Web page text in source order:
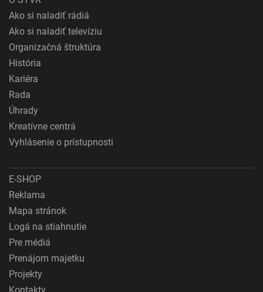
Ako si naladiť rádiá
Ako si naladiť televíziu
Organizačná štruktúra
História
Kariéra
Rada
Úhrady
Kreatívne centrá
Vyhlásenie o prístupnosti
E-SHOP
Reklama
Mapa stránok
Logá na stiahnutie
Pre médiá
Prenájom majetku
Projekty
Kontakty